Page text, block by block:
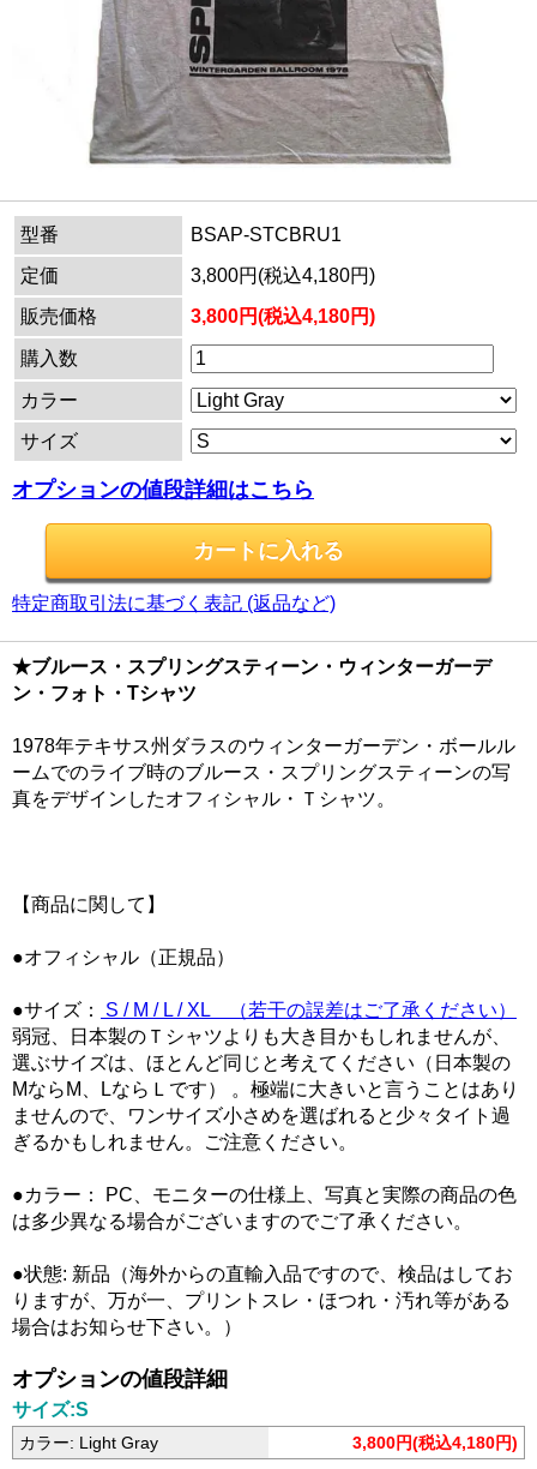
型番
BSAP-STCBRU1
定価
3,800円(税込4,180円)
販売価格
3,800円(税込4,180円)
購入数
カラー
サイズ
オプションの値段詳細はこちら
特定商取引法に基づく表記 (返品など)
★ブルース・スプリングスティーン・ウィンターガーデ
ン・フォト・Tシャツ
1978年テキサス州ダラスのウィンターガーデン・ボールル
ームでのライブ時のブルース・スプリングスティーンの写
真をデザインしたオフィシャル・Ｔシャツ。
【商品に関して】
●オフィシャル（正規品）
●サイズ：
S / M / L / XL （若干の誤差はご了承ください）
弱冠、日本製のＴシャツよりも大き目かもしれませんが、
選ぶサイズは、ほとんど同じと考えてください（日本製の
MならM、LならＬです） 。極端に大きいと言うことはあり
ませんので、ワンサイズ小さめを選ばれると少々タイト過
ぎるかもしれません。ご注意ください。
●カラー： PC、モニターの仕様上、写真と実際の商品の色
は多少異なる場合がございますのでご了承ください。
●状態: 新品（海外からの直輸入品ですので、検品はしてお
りますが、万が一、プリントスレ・ほつれ・汚れ等がある
場合はお知らせ下さい。）
オプションの値段詳細
サイズ:S
カラー: Light Gray 3,800円(税込4,180円)